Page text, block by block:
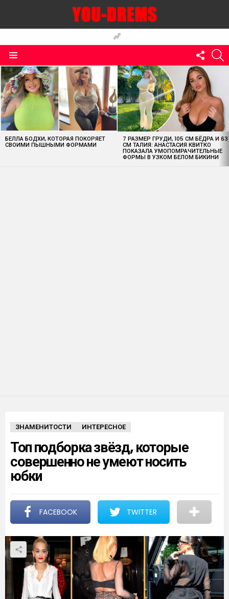
US
MOST
VIEWED
STORIES
БЕЛЛА БОДХИ, КОТОРАЯ ПОКОРЯЕТ
СВОИМИ ПЫШНЫМИ ФОРМАМИ
7 РАЗМЕР ГРУДИ, 105 СМ БЁДРА И 63
СМ ТАЛИЯ: АНАСТАСИЯ КВИТКО
ПОКАЗАЛА УМОПОМРАЧИТЕЛЬНЫЕ
ФОРМЫ В УЗКОМ БЕЛОМ БИКИНИ
ЗНАМЕНИТОСТИ ИНТЕРЕСНОЕ
Топ подборка звёзд, которые
совершенно не умеют носить
юбки
FACEBOOK TWITTER